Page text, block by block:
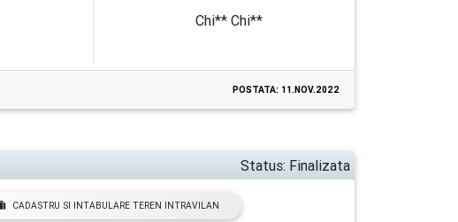
Chi** Chi**
POSTATA: 11.NOV.2022
Status: Finalizata
CADASTRU SI INTABULARE TEREN INTRAVILAN